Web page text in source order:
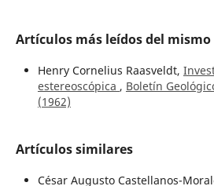
Artículos más leídos del
Henry Cornelius Raasveldt,
estereoscópica , Boletín
(1962)
Artículos similares
César Augusto Castellanos-